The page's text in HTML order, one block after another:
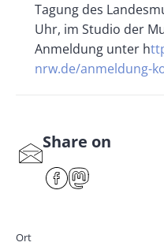
Tagung des
Uhr, im Studio der
Anmeldung unter h
nrw.de/anmeldung-
S
Share on
F
Ort